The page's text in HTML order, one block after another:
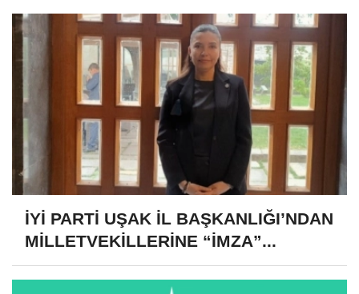
İYİ PARTİ UŞAK İL BAŞKANLIĞI’NDAN
MİLLETVEKİLLERİNE “İMZA”...